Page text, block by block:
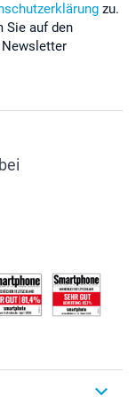
zu.
Sie auf den